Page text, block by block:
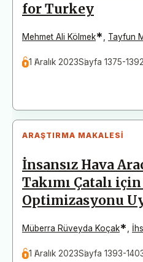
for Turkey
Mehmet Ali Kölmek* Tayfun
1 Aralık 2023Sayfa 1375-1392
ARAŞTIRMA MAKALESI
İnsansız Hava
Takımı Çatalı
Optimizasyonu
Müberra Rüveyda Koçak*
1 Aralık 2023Sayfa 1393-